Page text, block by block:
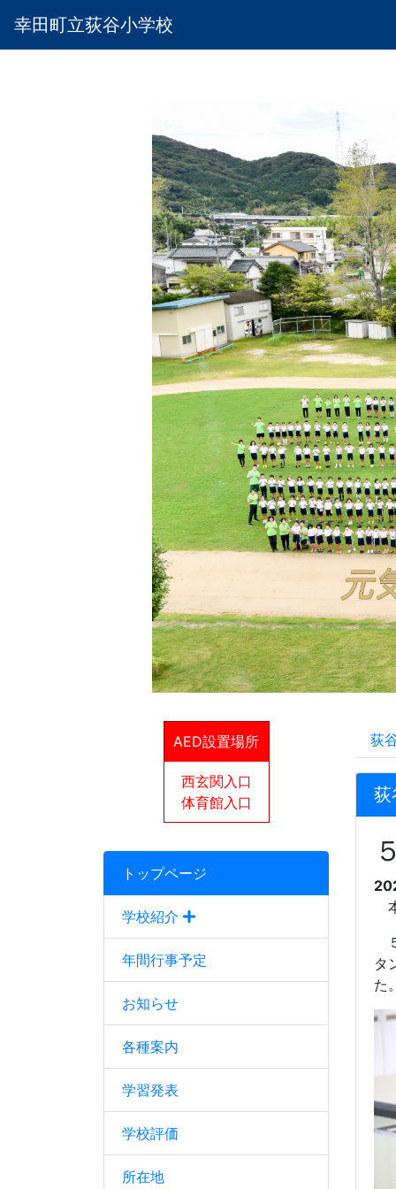
幸田町立荻谷小学校
AED設置場所
西玄関入口
体育館入口
トップページ
学校紹介
年間行事予定
お知らせ
各種案内
学習発表
学校評価
所在地
荻
タ
た